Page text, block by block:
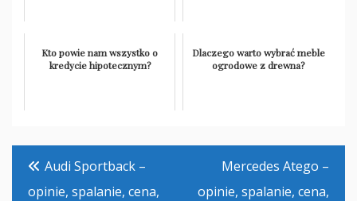
Kto powie nam wszystko o
kredycie hipotecznym?
Dlaczego warto wybrać meble
ogrodowe z drewna?
Nawigacja
wpisu
Audi Sportback –
opinie, spalanie, cena,
Mercedes Atego –
opinie, spalanie, cena,